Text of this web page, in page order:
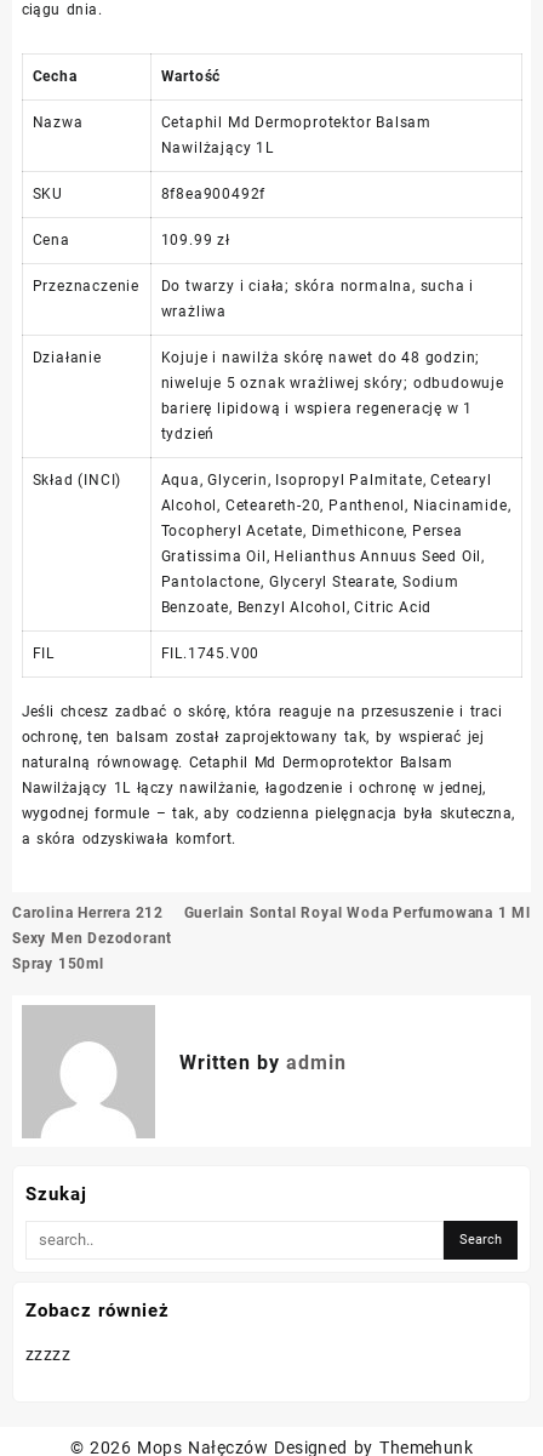
ciągu dnia.
Cecha Wartość
Nazwa
Cetaphil Md Dermoprotektor Balsam
Nawilżający 1L
SKU 8f8ea900492f
Cena 109.99 zł
Przeznaczenie
Do twarzy i ciała; skóra normalna, sucha i
wrażliwa
Działanie
Kojuje i nawilża skórę nawet do 48 godzin;
niweluje 5 oznak wrażliwej skóry; odbudowuje
barierę lipidową i wspiera regenerację w 1
tydzień
Skład (INCI)
Aqua, Glycerin, Isopropyl Palmitate, Cetearyl
Alcohol, Ceteareth-20, Panthenol, Niacinamide,
Tocopheryl Acetate, Dimethicone, Persea
Gratissima Oil, Helianthus Annuus Seed Oil,
Pantolactone, Glyceryl Stearate, Sodium
Benzoate, Benzyl Alcohol, Citric Acid
FIL FIL.1745.V00
Jeśli chcesz zadbać o skórę, która reaguje na przesuszenie i traci
ochronę, ten balsam został zaprojektowany tak, by wspierać jej
naturalną równowagę. Cetaphil Md Dermoprotektor Balsam
Nawilżający 1L łączy nawilżanie, łagodzenie i ochronę w jednej,
wygodnej formule – tak, aby codzienna pielęgnacja była skuteczna,
a skóra odzyskiwała komfort.
Nawigacja
wpisu
Carolina Herrera 212
Sexy Men Dezodorant
Spray 150ml
Guerlain Sontal Royal Woda Perfumowana 1 Ml
Written by admin
Szukaj
Zobacz również
zzzzz
© 2026 Mops Nałęczów Designed by Themehunk